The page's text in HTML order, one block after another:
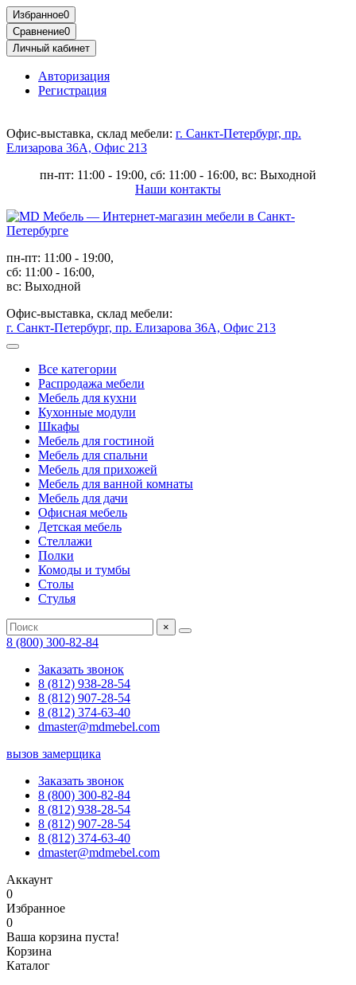
Избранное0
Сравнение0
Личный кабинет
Авторизация
Регистрация
Офис-выставка, склад мебели: г. Санкт-Петербург, пр.
Елизарова 36А, Офис 213
пн-пт: 11:00 - 19:00, сб: 11:00 - 16:00, вс: Выходной
Наши контакты
пн-пт: 11:00 - 19:00,
сб: 11:00 - 16:00,
вс: Выходной
Офис-выставка, склад мебели:
г. Санкт-Петербург, пр. Елизарова 36А, Офис 213
Все категории
Распродажа мебели
Мебель для кухни
Кухонные модули
Шкафы
Мебель для гостиной
Мебель для спальни
Мебель для прихожей
Мебель для ванной комнаты
Мебель для дачи
Офисная мебель
Детская мебель
Стеллажи
Полки
Комоды и тумбы
Столы
Стулья
×
8 (800) 300-82-84
Заказать звонок
8 (812) 938-28-54
8 (812) 907-28-54
8 (812) 374-63-40
dmaster@mdmebel.com
вызов замерщика
Заказать звонок
8 (800) 300-82-84
8 (812) 938-28-54
8 (812) 907-28-54
8 (812) 374-63-40
dmaster@mdmebel.com
Аккаунт
0
Избранное
0
Ваша корзина пуста!
Корзина
Каталог